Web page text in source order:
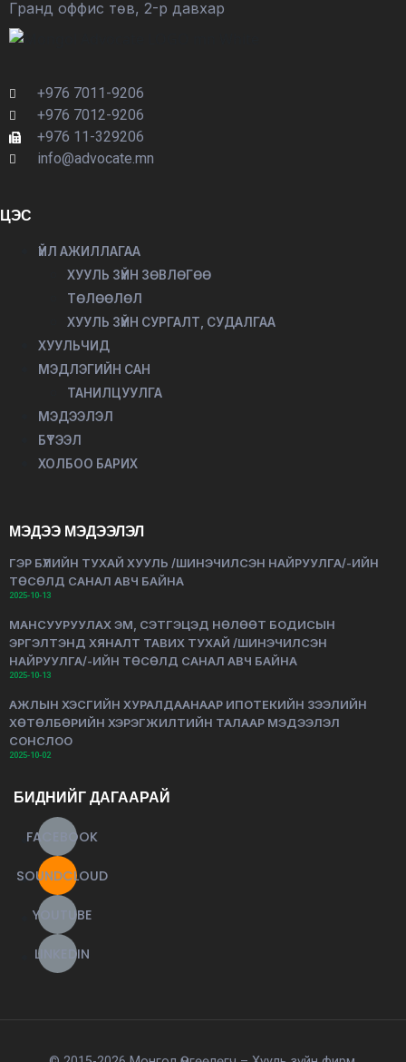
Гранд оффис төв, 2-р давхар
+976 7011-9206
+976 7012-9206
+976 11-329206
info@advocate.mn
ЦЭС
ҮЙЛ АЖИЛЛАГАА
ХУУЛЬ ЗҮЙН ЗӨВЛӨГӨӨ
ТӨЛӨӨЛӨЛ
ХУУЛЬ ЗҮЙН СУРГАЛТ, СУДАЛГАА
ХУУЛЬЧИД
МЭДЛЭГИЙН САН
ТАНИЛЦУУЛГА
МЭДЭЭЛЭЛ
БҮТЭЭЛ
ХОЛБОО БАРИХ
МЭДЭЭ МЭДЭЭЛЭЛ
ГЭР БҮЛИЙН ТУХАЙ ХУУЛЬ /ШИНЭЧИЛСЭН НАЙРУУЛГА/-ИЙН
ТӨСӨЛД САНАЛ АВЧ БАЙНА
2025-10-13
МАНСУУРУУЛАХ ЭМ, СЭТГЭЦЭД НӨЛӨӨТ БОДИСЫН
ЭРГЭЛТЭНД ХЯНАЛТ ТАВИХ ТУХАЙ /ШИНЭЧИЛСЭН
НАЙРУУЛГА/-ИЙН ТӨСӨЛД САНАЛ АВЧ БАЙНА
2025-10-13
АЖЛЫН ХЭСГИЙН ХУРАЛДААНААР ИПОТЕКИЙН ЗЭЭЛИЙН
ХӨТӨЛБӨРИЙН ХЭРЭГЖИЛТИЙН ТАЛААР МЭДЭЭЛЭЛ
СОНСЛОО
2025-10-02
БИДНИЙГ ДАГААРАЙ
FACEBOOK
SOUNDCLOUD
YOUTUBE
LINKEDIN